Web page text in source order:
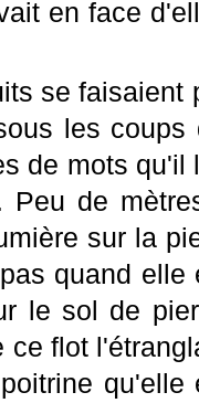
en face
se faisaient
les
de mots qu'il
Peu de
sur la
quand
le sol de
ce flot